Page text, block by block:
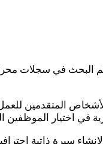
البحث في سجلات
في اختيار الموظفين
سيرة ذاتية